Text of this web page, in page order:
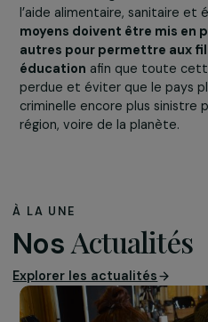
prise de conscience
culture globalisées. En
femmes en ce qui
sexualité en Pologne, aux
le pire, en ce qui concerne
jamais loin.
internationale
droits des femmes en
La communauté
reconnaître le
l’aide alimentaire,
moyens doivent être mis